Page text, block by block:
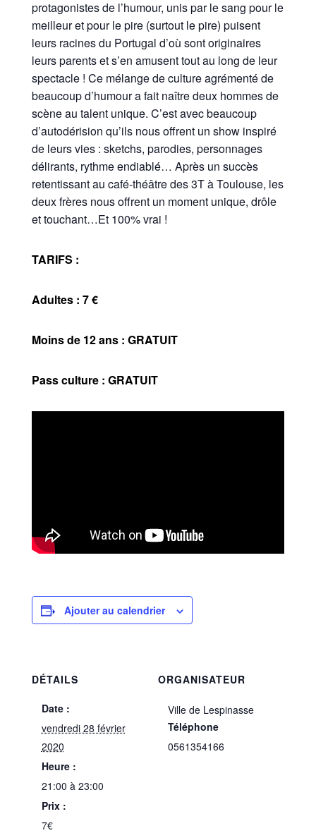
protagonistes de l’humour, unis par le sang pour le
meilleur et pour le pire (surtout le pire) puisent
leurs racines du Portugal d’où sont originaires
leurs parents et s’en amusent tout au long de leur
spectacle ! Ce mélange de culture agrémenté de
beaucoup d’humour a fait naître deux hommes de
scène au talent unique. C’est avec beaucoup
d’autodérision qu’ils nous offrent un show inspiré
de leurs vies : sketchs, parodies, personnages
délirants, rythme endiablé… Après un succès
retentissant au café-théâtre des 3T à Toulouse, les
deux frères nous offrent un moment unique, drôle
et touchant…Et 100% vrai !
TARIFS :
Adultes : 7 €
Moins de 12 ans : GRATUIT
Pass culture : GRATUIT
Ajouter au calendrier
DÉTAILS
Date :
vendredi 28 février
2020
Heure :
21:00 à 23:00
Prix :
7€
ORGANISATEUR
Ville de Lespinasse
Téléphone
0561354166